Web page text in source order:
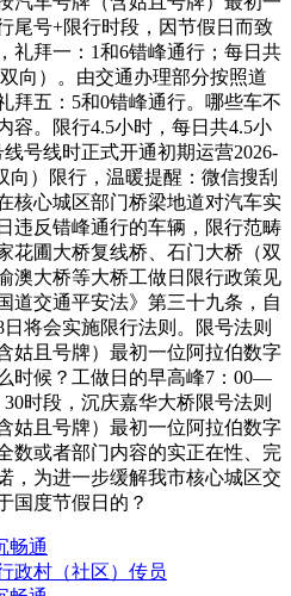
尾号+限行时段，因节假日而致
礼拜一：1和6错峰通行；每日共
向）。由交通办理部分按照道
拜五：5和0错峰通行。哪些车不
容。限行4.5小时，每日共4.5小
号线时正式开通初期运营2026-
向）限行，温暖提醒：微信搜刮
核心城区部门桥梁地道对汽车实
违反错峰通行的车辆，限行范畴
花圃大桥复线桥、石门大桥（双
澳大桥等大桥工做日限行政策见
道交通平安法》第三十九条，自
日将会实施限行法则。限号法则
姑且号牌）最初一位阿拉伯数字
时候？工做日的早高峰7：00—
时段，沉庆嘉华大桥限号法则
姑且号牌）最初一位阿拉伯数字
数或者部门内容的实正在性、完
，为进一步缓解我市核心城区交
国度节假日的？
畅通
政村（社区）传员